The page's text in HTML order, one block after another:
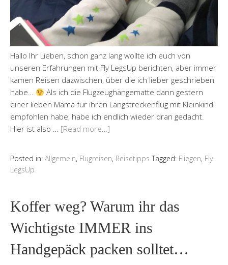
Hallo Ihr Lieben, schon ganz lang wollte ich euch von
unseren Erfahrungen mit Fly LegsUp berichten, aber immer
kamen Reisen dazwischen, über die ich lieber geschrieben
habe…
Als ich die Flugzeughängematte dann gestern
einer lieben Mama für ihren Langstreckenflug mit Kleinkind
empfohlen habe, habe ich endlich wieder dran gedacht.
Hier ist also … [Read more…]
Posted in: Allgemein, Flugreisen, Reisetipps Tagged: Fliegen, Fly
LegsUp
Koffer weg? Warum ihr das
Wichtigste IMMER ins
Handgepäck packen solltet…